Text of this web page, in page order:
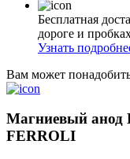
Бесплатная
дороге и
Узнать
Вам может
Магниевый анод
FERROLI